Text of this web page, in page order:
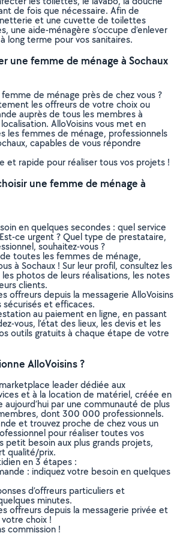
de fois que nécessaire. Afin de
et une cuvette de toilettes
une aide-ménagère s’occupe d’enlever
long terme pour vos sanitaires.
une femme de ménage à Sochaux
de ménage près de chez vous ?
les offreurs de votre choix ou
auprès de tous les membres à
AlloVoisins vous met en
les femmes de ménage, professionnels
capables de vous répondre
et rapide pour réaliser tous vos projets !
une femme de ménage à
en quelques secondes : quel service
ce urgent ? Quel type de prestataire,
souhaitez-vous ?
toutes les femmes de ménage,
à Sochaux ! Sur leur profil, consultez les
photos de leurs réalisations, les notes
clients.
offreurs depuis la messagerie AlloVoisins
sécurisés et efficaces.
au paiement en ligne, en passant
vous, l’état des lieux, les devis et les
outils gratuits à chaque étape de votre
AlloVoisins ?
leader dédiée aux
et à la location de matériel, créée en
par une communauté de plus
dont 300 000 professionnels.
et trouvez proche de chez vous un
pour réaliser toutes vos
petit besoin aux plus grands projets,
qualité/prix.
en 3 étapes :
: indiquez votre besoin en quelques
d’offreurs particuliers et
minutes.
offreurs depuis la messagerie privée et
choix !
commission !